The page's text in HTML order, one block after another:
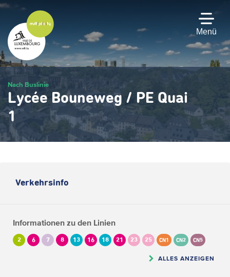
Zum
Hauptinhalt
gehen
Menü
Nach Buslinie
Lycée Bouneweg / PE Quai
1
Verkehrsinfo
Informationen zu den Linien
2 6 7 8 13 16 18 21 23 25 CN1 CN2 CN5
ALLES ANZEIGEN